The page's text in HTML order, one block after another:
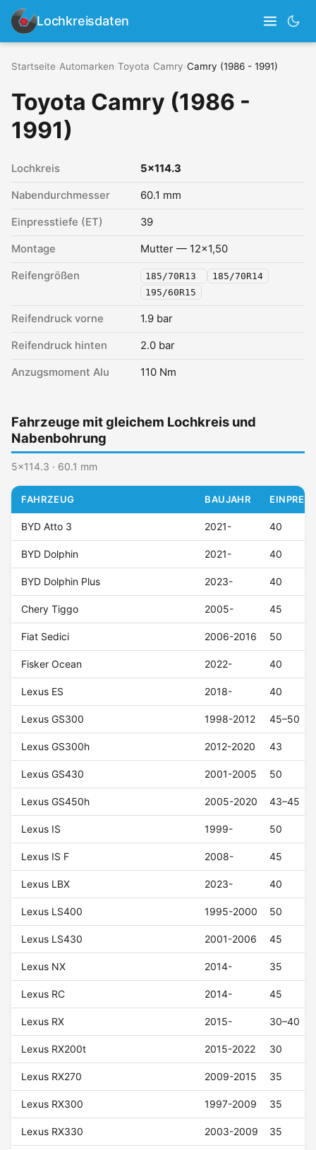
Lochkreisdaten
Startseite Automarken Toyota Camry Camry (1986 - 1991)
Toyota Camry (1986 -
1991)
Lochkreis 5x114.3
Nabendurchmesser 60.1 mm
Einpresstiefe (ET) 39
Montage Mutter — 12x1,50
Reifengrößen 185/70R13
185/70R14
195/60R15
Reifendruck vorne 1.9 bar
Reifendruck hinten 2.0 bar
Anzugsmoment Alu 110 Nm
Fahrzeuge mit gleichem Lochkreis und
Nabenbohrung
5x114.3 · 60.1 mm
FAHRZEUG BAUJAHR
BYD Atto 3 2021- 40
BYD Dolphin 2021- 40
BYD Dolphin Plus 2023- 40
Chery Tiggo 2005- 45
Fiat Sedici 2006-2016 50
Fisker Ocean 2022- 40
Lexus ES 2018- 40
Lexus GS300 1998-2012 45–50
Lexus GS300h 2012-2020 43
Lexus GS430 2001-2005 50
Lexus GS450h 2005-2020 43–45
Lexus IS 1999- 50
Lexus IS F 2008- 45
Lexus LBX 2023- 40
Lexus LS400 1995-2000 50
Lexus LS430 2001-2006 45
Lexus NX 2014- 35
Lexus RC 2014- 45
Lexus RX 2015- 30–40
Lexus RX200t 2015-2022 30
Lexus RX270 2009-2015 35
Lexus RX300 1997-2009 35
Lexus RX330 2003-2009 35